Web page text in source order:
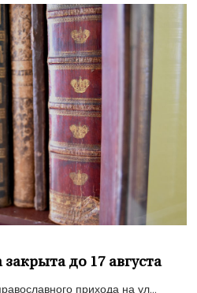
до 17 августа
прихода на ул...